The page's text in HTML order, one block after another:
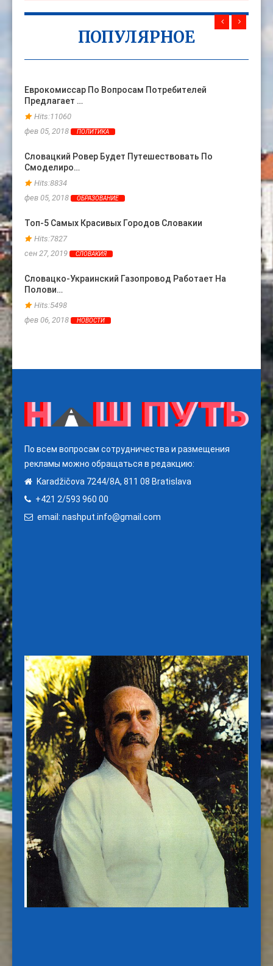
ПОПУЛЯРНОЕ
Еврокомиссар По Вопросам Потребителей
Предлагает …
Hits:11060
фев 05, 2018
ПОЛИТИКА
Словацкий Ровер Будет Путешествовать По
Смоделиро…
Hits:8834
фев 05, 2018
ОБРАЗОВАНИЕ
Топ-5 Самых Красивых Городов Словакии
Hits:7827
сен 27, 2019
СЛОВАКИЯ
Словацко-Украинский Газопровод Работает На
Полови…
Hits:5498
фев 06, 2018
НОВОСТИ
фев
мая
сен
По всем вопросам сотрудничества и размещения
рекламы можно обращаться в редакцию:
Karadžičova 7244/8A, 811 08 Bratislava
+421 2/593 960 00
email: nashput.info@gmail.com